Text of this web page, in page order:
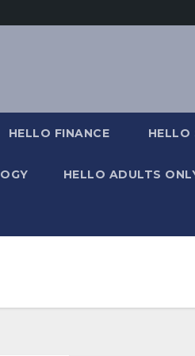
HELLO FINANCE HELLO
HELLO ADULTS